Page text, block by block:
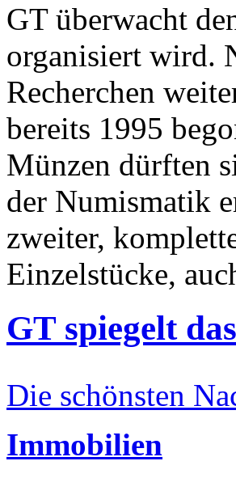
GT überwacht
organisiert wird.
Recherchen
bereits 1995
Münzen dürften
der Numismatik
zweiter,
Einzelstücke,
GT spiegelt
Die schönsten
Immobilien